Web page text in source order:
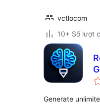
vctlocom
10+ Số lượt
Generate